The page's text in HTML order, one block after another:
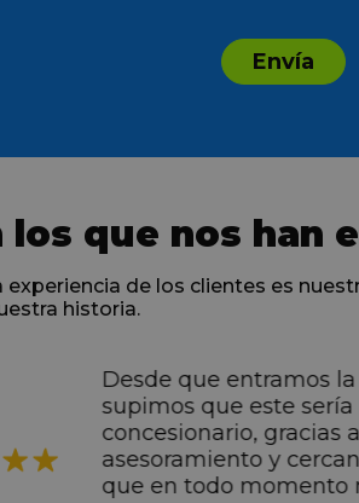
Envía
los que nos han
experiencia de los clientes es
historia.
Desde que entramos
supimos que este
concesionario, gracias
asesoramiento y
que en todo momento